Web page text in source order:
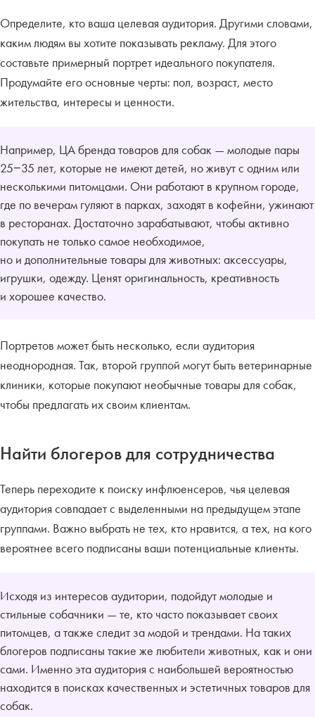
Определите, кто ваша целевая аудитория. Другими словами,
каким людям вы хотите показывать рекламу. Для этого
составьте примерный портрет идеального покупателя.
Продумайте его основные черты: пол, возраст, место
жительства, интересы и ценности.
Например, ЦА бренда товаров для собак — молодые пары
25−35 лет, которые не имеют детей, но живут с одним или
несколькими питомцами. Они работают в крупном городе,
где по вечерам гуляют в парках, заходят в кофейни, ужинают
в ресторанах. Достаточно зарабатывают, чтобы активно
покупать не только самое необходимое,
но и дополнительные товары для животных: аксессуары,
игрушки, одежду. Ценят оригинальность, креативность
и хорошее качество.
Портретов может быть несколько, если аудитория
неоднородная. Так, второй группой могут быть ветеринарные
клиники, которые покупают необычные товары для собак,
чтобы предлагать их своим клиентам.
Найти блогеров для сотрудничества
Теперь переходите к поиску инфлюенсеров, чья целевая
аудитория совпадает с выделенными на предыдущем этапе
группами. Важно выбрать не тех, кто нравится, а тех, на кого
вероятнее всего подписаны ваши потенциальные клиенты.
Исходя из интересов аудитории, подойдут молодые и
стильные собачники — те, кто часто показывает своих
питомцев, а также следит за модой и трендами. На таких
блогеров подписаны такие же любители животных, как и они
сами. Именно эта аудитория с наибольшей вероятностью
находится в поисках качественных и эстетичных товаров для
собак.